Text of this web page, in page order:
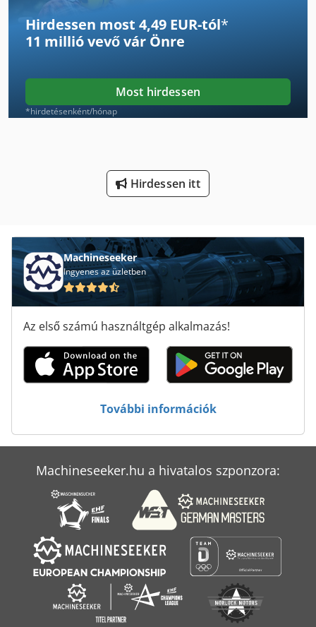
Levegő Szárító Gép
Lé Sajtó
Lézervágó Gép
Szűrés Dob
Sűrített Levegő Tartály
Tisztító És Fertőtlenítő Gépek
Hirdessen most 4,49 EUR-tól*
11 millió vevővár Önre
Most hirdessen
*hirdetésenként/hónap
Hirdessen itt
Machineseeker
Ingyenes az üzletben
Az első számú használtgép alkalmazás!
További információk
Machineseeker.hu a hivatalos szponzora: